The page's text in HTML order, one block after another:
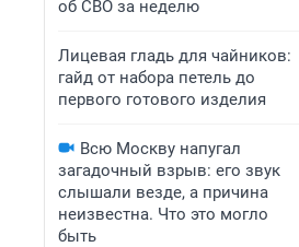
об СВО за неделю
Лицевая гладь для чайников:
гайд от набора петель до
первого готового изделия
Всю Москву напугал
загадочный взрыв: его звук
слышали везде, а причина
неизвестна. Что это могло
быть